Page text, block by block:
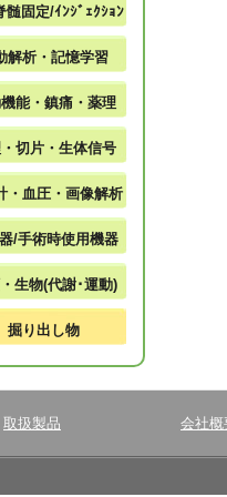
髄固定/ｲﾝｼﾞｪｸｼｮﾝ
解析・記憶学習
能・鎮痛・薬理
切片・生体信号
・血圧・画像解析
/手術時使用機器
生物(代謝･運動)
掘り出し物
取扱製品 会社概